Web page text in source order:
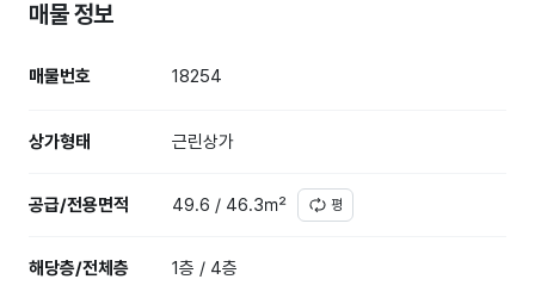
매물 정보
매물번호 18254
상가형태 근린상가
공급/전용면적 49.6 / 46.3㎡ 평
해당층/전체층 1층 / 4층